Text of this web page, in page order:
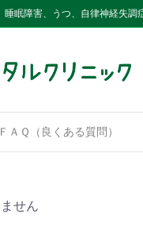
眠障害、うつ、自律神経失調
ＦＡＱ（良くある質問）
せん